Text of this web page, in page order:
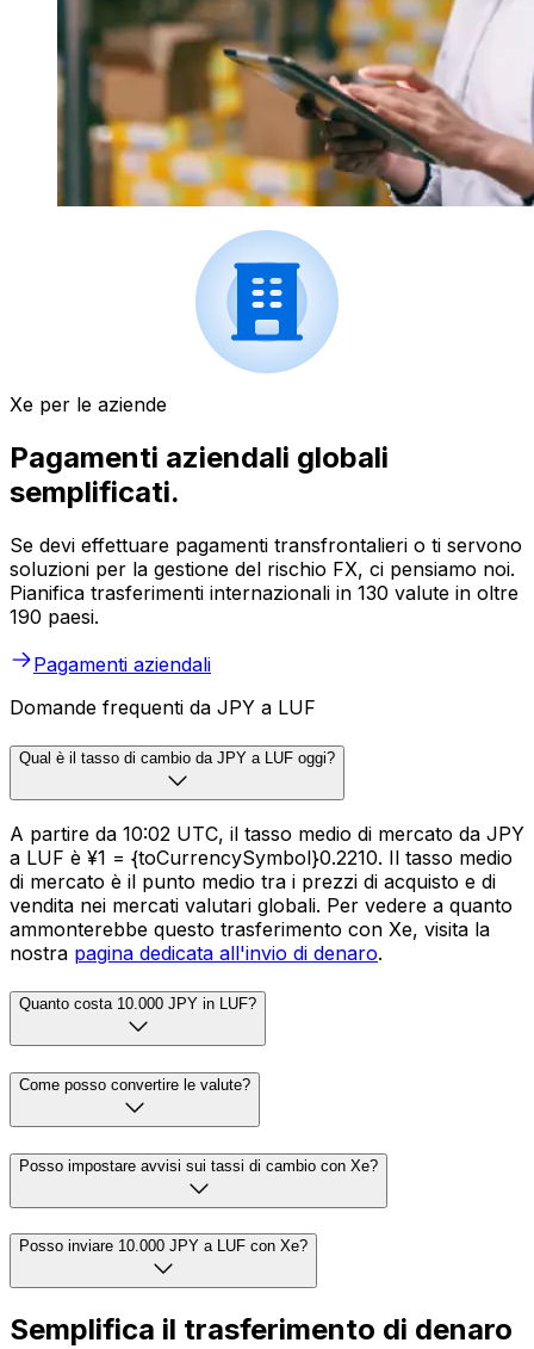
Xe per le aziende
Pagamenti aziendali globali
semplificati.
Se devi effettuare pagamenti transfrontalieri o ti servono
soluzioni per la gestione del rischio FX, ci pensiamo noi.
Pianifica trasferimenti internazionali in 130 valute in oltre
190 paesi.
Pagamenti aziendali
Domande frequenti da JPY a LUF
Qual è il tasso di cambio da JPY a LUF oggi?
A partire da 10:02 UTC, il tasso medio di mercato da JPY
a LUF è ¥1 = {toCurrencySymbol}0.2210. Il tasso medio
di mercato è il punto medio tra i prezzi di acquisto e di
vendita nei mercati valutari globali. Per vedere a quanto
ammonterebbe questo trasferimento con Xe, visita la
nostra pagina dedicata all'invio di denaro.
Quanto costa 10.000 JPY in LUF?
Come posso convertire le valute?
Posso impostare avvisi sui tassi di cambio con Xe?
Posso inviare 10.000 JPY a LUF con Xe?
Semplifica il trasferimento di denaro